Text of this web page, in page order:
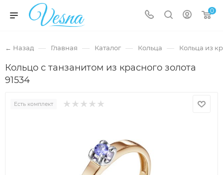
0
← Назад — Главная — Каталог — Кольца — Кольца из
Кольцо с танзанитом из красного золота
91534
Есть комплект